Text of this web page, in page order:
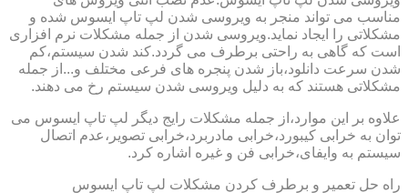
مناسب می تواند منجر به ویروسی شدن لپ تاپ ایسوس شده و
مشکلاتی را ایجاد نماید.ویروسی شدن از جمله مشکلات نرم افزاری
است که گاهی به راحتی برطرف می گردد.کند شدن سیستم،کم
شدن سرعت دانلود،باز شدن پنجره های فرعی مختلف و...از جمله
مشکلاتی هستند که به دلیل ویروسی شدن سیستم رخ می دهند.
علاوه بر این موارد،از جمله مشکلات رایج دیگر لپ تاپ ایسوس می
توان به خرابی کیبورد،خرابی مادربرد،خرابی تصویر،عدم اتصال
سیستم به وایفای،خرابی فن و غیره اشاره کرد.
راه حل تعمیر و برطرف کردن مشکلات لپ تاپ ایسوس